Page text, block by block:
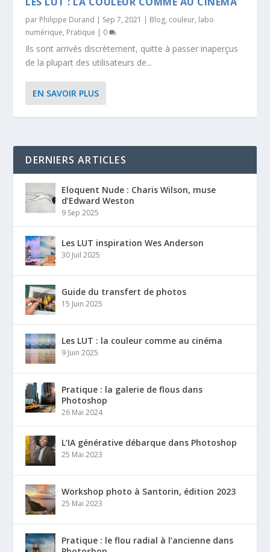
par Philippe Durand | Sep 7, 2021 | Blog, couleur, labo
numérique, Pratique | 0
Ils sont arrivés discrètement, quitte à passer inaperçus
de la plupart des utilisateurs de...
EN SAVOIR PLUS
DERNIERS ARTICLES
Eloquent Nude : Charis Wilson, muse
d’Edward Weston
9 Sep 2025
Les LUT inspiration Wes Anderson
30 Juil 2025
Guide du transfert de photos
15 Juin 2025
Les LUT : la couleur comme au cinéma
9 Juin 2025
Pratique : la galerie de flous dans
Photoshop
26 Mai 2024
L’IA générative débarque dans Photoshop
25 Mai 2023
Workshop photo à Santorin, édition 2023
25 Mai 2023
Pratique : le flou radial à l’ancienne dans